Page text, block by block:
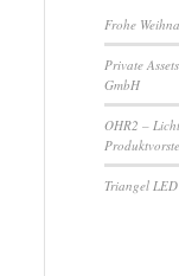
Frohe
Private
GmbH
OHR2 –
Triangel